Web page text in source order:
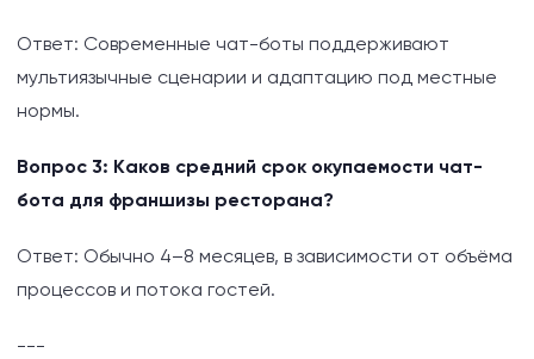
Ответ: Современные чат-боты поддерживают
мультиязычные сценарии и адаптацию под местные
нормы.
Вопрос 3: Каков средний срок окупаемости чат-
бота для франшизы ресторана?
Ответ: Обычно 4–8 месяцев, в зависимости от объёма
процессов и потока гостей.
---